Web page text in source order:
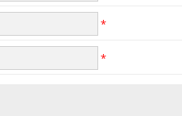
*
*